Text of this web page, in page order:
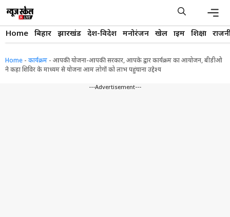
content
Home बिहार झारखंड देश-विदेश मनोरंजन खेल क्राइम शिक्षा
Home - कार्यक्रम - आपकी योजना-आपकी सरकार, आपके द्वार कार्यक्रम का आयोजन, बीडीओ
ने कहा शिविर के माध्यम से योजना आम लोगों को लाभ पहुंचाना उद्देश्य
---Advertisement---